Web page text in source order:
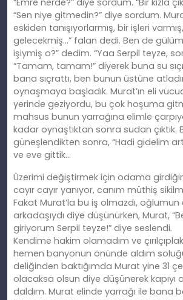
“Emre nerde?” diye sordum. “Bir kızla
“Sen niye gitmedin?” diye sordum.
eskiden tanışıyorlarmış, bir işleri
gelecekmiş…” falan dedi. Ben de
işiymiş o?” dedim. “Yaa Serpil teyze,
“Tamam, tamam!” diyerek buna su
bana sıçrattı, ben bunun üstüne
oynaşmaya başladık. Murat’ın eli
yerinde geziyordu, bu çok hoşuma
mahsus bunun yarrağına elimle
kadar oynaştıktan sonra sudan çıktık.
güneşlendikten sonra, “Hadi gidelim
ve eve gittik…
Üzerimi değiştirmek için odama
cayır cayır yanıyor, canım müthiş
Fakat Murat’la bu iş olmazdı, oğlumun
arkadaşıydı diye düşünürken, Murat,
giriyorum Serpil teyze!” diye seslendi.
Kendime hakim olamadım ve
hemen banyonun önünde aldım
deliğinden baktığımda Murat yine 31
olacaksa olsun diye düşünerek kapıyı
daldım. Murat elinde yarrağı ile bana